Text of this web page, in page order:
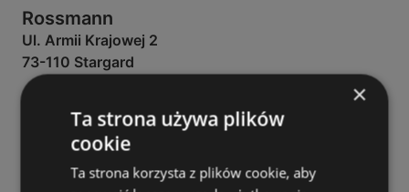
Rossmann
Ul. Armii Krajowej 2
73-110 Stargard
GAZETKI: 0
ODLEGŁOŚĆ: 82,58 km
×
Ta strona używa plików
cookie
Ta strona korzysta z plików cookie, aby